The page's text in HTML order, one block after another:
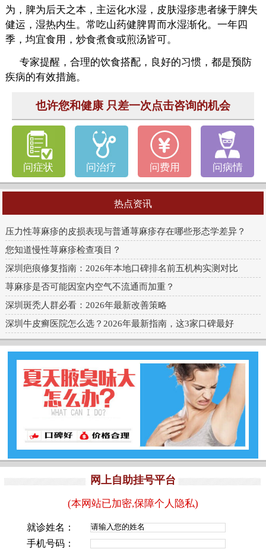
为，脾为后天之本，主运化水湿，皮肤湿疹患者缘于脾失
健运，湿热内生。常吃山药健脾胃而水湿渐化。一年四
季，均宜食用，炒食煮食或煎汤皆可。
专家提醒，合理的饮食搭配，良好的习惯，都是预防
疾病的有效措施。
也许您和健康 只差一次点击咨询的机会
问症状 问治疗 问费用 问病情
热点资讯
压力性荨麻疹的皮损表现与普通荨麻疹存在哪些形态学差异？
您知道慢性荨麻疹检查项目？
深圳疤痕修复指南：2026年本地口碑排名前五机构实测对比
荨麻疹是否可能因室内空气不流通而加重？
深圳斑秃人群必看：2026年最新改善策略
深圳牛皮癣医院怎么选？2026年最新指南，这3家口碑最好
网上自助挂号平台
(本网站已加密,保障个人隐私)
就诊姓名：
手机号码：